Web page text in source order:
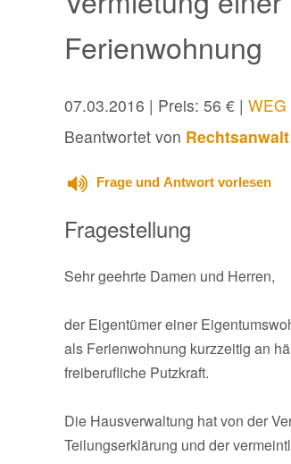
Ferienwohnung
07.03.2016 | Preis: 56 € |
Beantwortet von
Frage und Antwort vorlesen
Fragestellung
Sehr geehrte Damen und Herren,
der Eigentümer einer
als Ferienwohnung kurzzeitig an
freiberufliche Putzkraft.
Die Hausverwaltung hat von der
Teilungserklärung und der